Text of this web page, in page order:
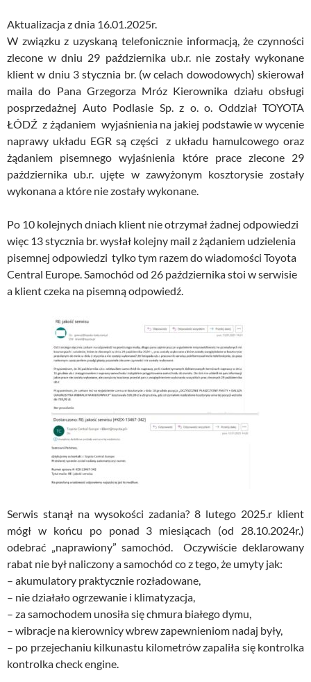
Aktualizacja z dnia 16.01.2025r.
W związku z uzyskaną telefonicznie informacją, że czynności
zlecone w dniu 29 października ub.r. nie zostały wykonane
klient w dniu 3 stycznia br. (w celach dowodowych) skierował
maila do Pana Grzegorza Mróz Kierownika działu obsługi
posprzedażnej Auto Podlasie Sp. z o. o. Oddział TOYOTA
ŁÓDŹ z żądaniem wyjaśnienia na jakiej podstawie w wycenie
naprawy układu EGR są części z układu hamulcowego oraz
żądaniem pisemnego wyjaśnienia które prace zlecone 29
października ub.r. ujęte w zawyżonym kosztorysie zostały
wykonana a które nie zostały wykonane.
Po 10 kolejnych dniach klient nie otrzymał żadnej odpowiedzi
więc 13 stycznia br. wysłał kolejny mail z żądaniem udzielenia
pisemnej odpowiedzi tylko tym razem do wiadomości Toyota
Central Europe. Samochód od 26 października stoi w serwisie
a klient czeka na pisemną odpowiedź.
Serwis stanął na wysokości zadania? 8 lutego 2025.r klient
mógł w końcu po ponad 3 miesiącach (od 28.10.2024r.)
odebrać „naprawiony” samochód. Oczywiście deklarowany
rabat nie był naliczony a samochód co z tego, że umyty jak:
– akumulatory praktycznie rozładowane,
– nie działało ogrzewanie i klimatyzacja,
– za samochodem unosiła się chmura białego dymu,
– wibracje na kierownicy wbrew zapewnieniom nadaj były,
– po przejechaniu kilkunastu kilometrów zapaliła się kontrolka
kontrolka check engine.